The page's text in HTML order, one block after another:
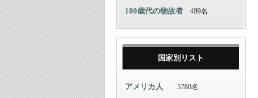
100歳代の物故者 489名
国家別リスト
アメリカ人 3780名